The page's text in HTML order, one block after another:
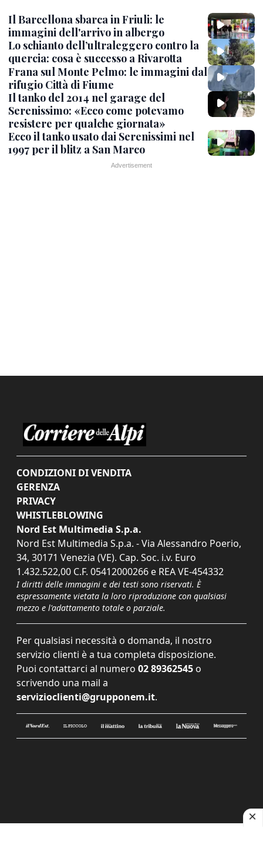
Il Barcellona sbarca in Friuli: le
immagini dell'arrivo in albergo
Lo schianto dell’ultraleggero contro la
quercia: cosa è successo a Rivarotta
Frana sul Monte Pelmo: le immagini dal
rifugio Città di Fiume
Il tanko del 2014 nel garage del
Serenissimo: «Ecco come potevamo
resistere per qualche giornata»
Ecco il tanko usato dai Serenissimi nel
1997 per il blitz a San Marco
CONDIZIONI DI VENDITA
GERENZA
PRIVACY
WHISTLEBLOWING
Nord Est Multimedia S.p.a.
Nord Est Multimedia S.p.a. - Via Alessandro Poerio,
34, 30171 Venezia (VE). Cap. Soc. i.v. Euro
1.432.522,00 C.F. 05412000266 e REA VE-454332
I diritti delle immagini e dei testi sono riservati. È
espressamente vietata la loro riproduzione con qualsiasi
mezzo e l'adattamento totale o parziale.
Per qualsiasi necessità o domanda, il nostro
servizio clienti è a tua completa disposizione.
Puoi contattarci al numero 02 89362545 o
scrivendo una mail a
servizioclienti@grupponem.it.